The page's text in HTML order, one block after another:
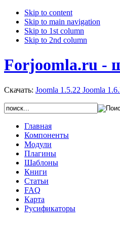
Skip to content
Skip to main navigation
Skip to 1st column
Skip to 2nd column
Forjoomla.ru -
Скачать: Joomla 1.5.22 Joomla
Главная
Компоненты
Модули
Плагины
Шаблоны
Книги
Статьи
FAQ
Карта
Русификаторы